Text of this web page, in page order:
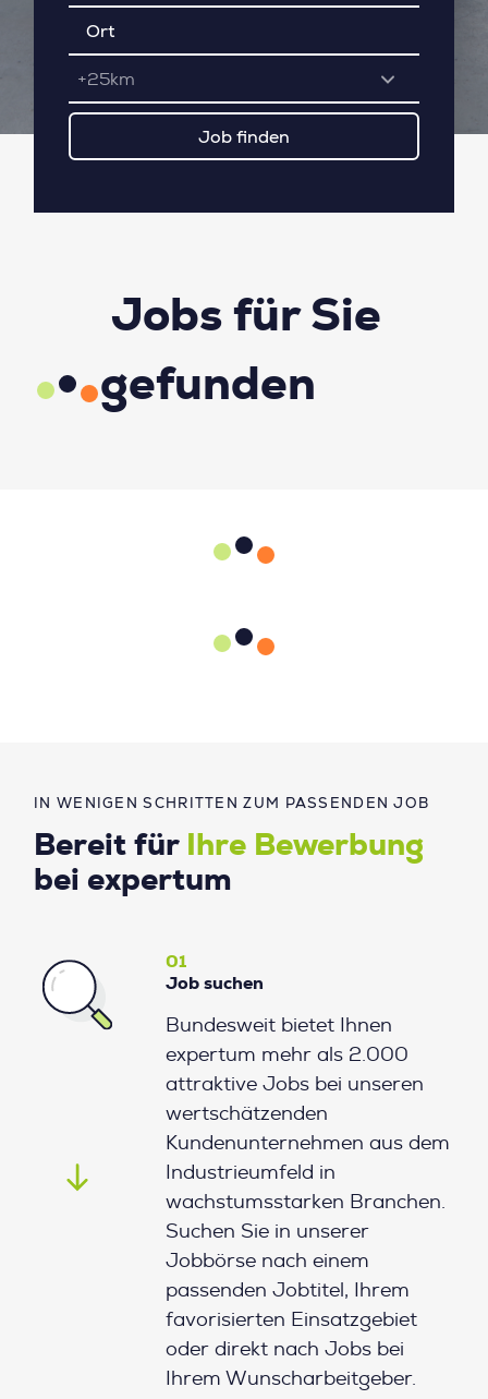
+25km
IN WENIGEN SCHRITTEN ZUM PASSENDEN JOB
Bereit für
Ihre Bewerbung
bei expertum
01
Job suchen
Bundesweit bietet Ihnen
expertum mehr als 2.000
attraktive Jobs bei unseren
wertschätzenden
Kundenunternehmen aus dem
Industrieumfeld in
wachstumsstarken Branchen.
Suchen Sie in unserer
Jobbörse nach einem
passenden Jobtitel, Ihrem
favorisierten Einsatzgebiet
oder direkt nach Jobs bei
Ihrem Wunscharbeitgeber.